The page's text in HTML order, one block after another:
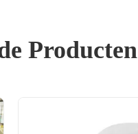
Producten